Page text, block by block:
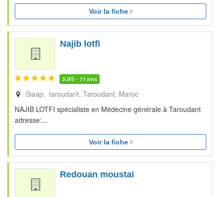
Voir la fiche
Najib lotfi
5.0/5 - 11 avis
Siaap, taroudant Taroudant Maroc
NAJIB LOTFI spécialiste en Médecine générale à Taroudant
adresse:...
Voir la fiche
Redouan moustai